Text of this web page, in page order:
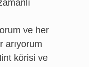
ve her
arıyorum
körisi ve